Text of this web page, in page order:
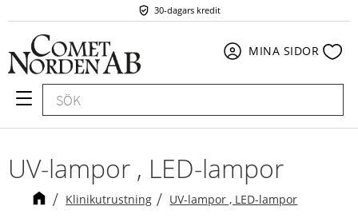
Meny
30-dagars kredit
MINA SIDOR
UV-lampor , LED-lampor
Klinikutrustning UV-lampor , LED-lampor